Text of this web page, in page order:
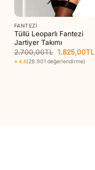
FANTEZI
Tüllü Leoparlı Fantezi
Jartiyer Takımı
2.700,00TL Orijinal
fiyat:
2.700,00TL.
1.825,00TL
⭐ 4.6(28.901 değerlendirme)